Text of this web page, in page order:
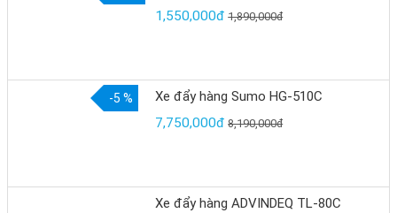
1,550,000đ 1,890,000đ
-5 %
Xe đẩy hàng Sumo HG-510C
7,750,000đ 8,190,000đ
Xe đẩy hàng ADVINDEQ TL-80C